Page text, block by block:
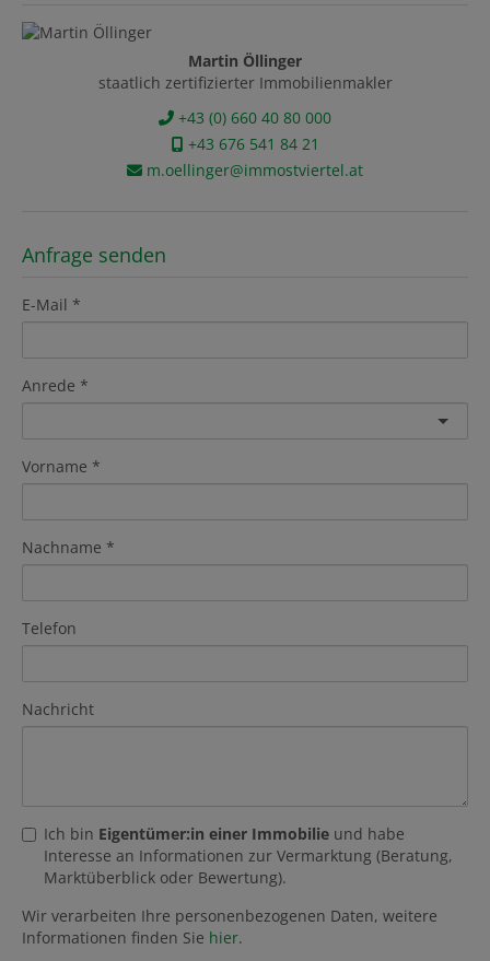
Martin Öllinger
staatlich zertifizierter Immobilienmakler
+43 (0) 660 40 80 000
+43 676 541 84 21
m.oellinger@immostviertel.at
Anfrage senden
E-Mail
Anrede
Vorname
Nachname
Telefon
Nachricht
Ich bin Eigentümer:in einer Immobilie und habe
Interesse an Informationen zur Vermarktung (Beratung,
Marktüberblick oder Bewertung).
Wir verarbeiten Ihre personenbezogenen Daten, weitere
Informationen finden Sie hier.